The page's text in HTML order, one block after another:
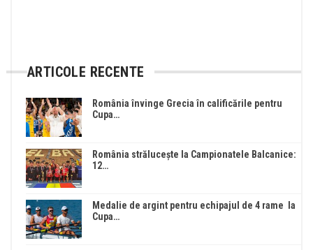
ARTICOLE RECENTE
România învinge Grecia în calificările pentru
Cupa…
România strălucește la Campionatele Balcanice:
12…
Medalie de argint pentru echipajul de 4 rame la
Cupa…